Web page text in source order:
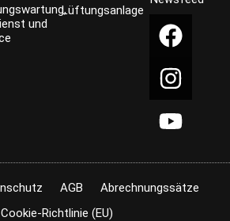
und
Lüftungsanlage
AGB
Abrechnungssätze
Cookie-Richtlinie (EU)